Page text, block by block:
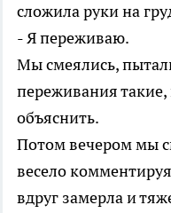
сложила руки на
- Я переживаю.
Мы смеялись,
переживания
объяснить.
Потом вечером мы
весело
вдруг замерла и